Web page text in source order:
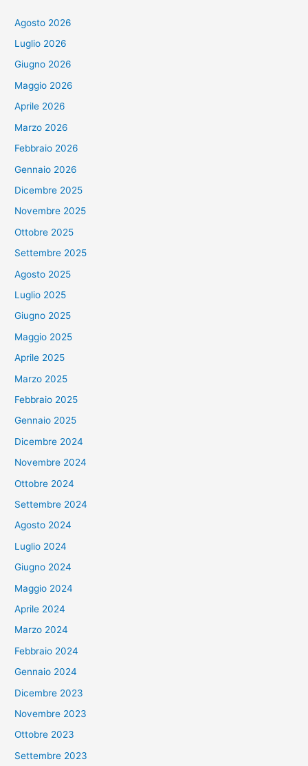
Agosto 2026
Luglio 2026
Giugno 2026
Maggio 2026
Aprile 2026
Marzo 2026
Febbraio 2026
Gennaio 2026
Dicembre 2025
Novembre 2025
Ottobre 2025
Settembre 2025
Agosto 2025
Luglio 2025
Giugno 2025
Maggio 2025
Aprile 2025
Marzo 2025
Febbraio 2025
Gennaio 2025
Dicembre 2024
Novembre 2024
Ottobre 2024
Settembre 2024
Agosto 2024
Luglio 2024
Giugno 2024
Maggio 2024
Aprile 2024
Marzo 2024
Febbraio 2024
Gennaio 2024
Dicembre 2023
Novembre 2023
Ottobre 2023
Settembre 2023